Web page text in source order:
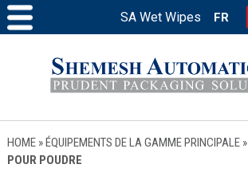
SA Wet Wipes FR
HOME»ÉQUIPEMENTS DE LA GAMME PRINCIPALE»
POUR POUDRE